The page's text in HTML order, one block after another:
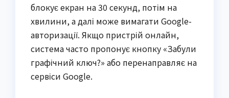
блокує екран на 30 секунд, потім на
хвилини, а далі може вимагати Google-
авторизації. Якщо пристрій онлайн,
система часто пропонує кнопку «Забули
графічний ключ?» або перенаправляє на
сервіси Google.